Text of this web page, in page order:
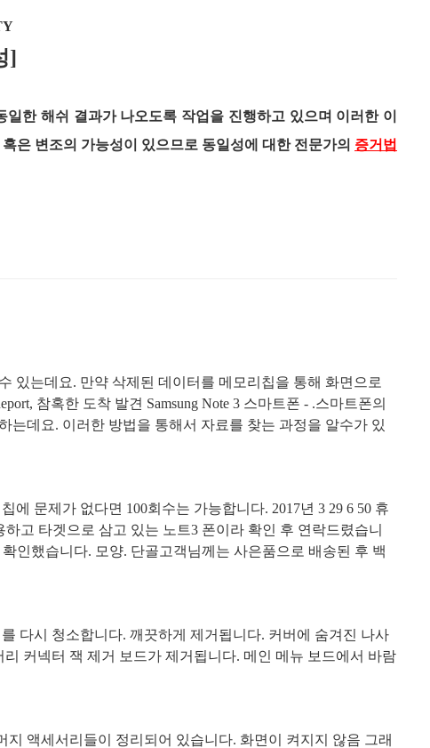
]
한 해쉬 결과가 나오도록 작업을 진행하고 있으며 이러한 이
은 변조의 가능성이 있으므로 동일성에 대한 전문가의 증거법
있는데요. 만약 삭제된 데이터를 메모리칩을 통해 화면으로
참혹한 도착 발견 Samsung Note 3 스마트폰 - .스마트폰의
는데요. 이러한 방법을 통해서 자료를 찾는 과정을 알수가 있
에 문제가 없다면 100회수는 가능합니다. 2017년 3 29 6 50 휴
하고 타겟으로 삼고 있는 노트3 폰이라 확인 후 연락드렸습니
인했습니다. 모양. 단골고객님께는 사은품으로 배송된 후 백
다시 청소합니다. 깨끗하게 제거됩니다. 커버에 숨겨진 나사
커넥터 잭 제거 보드가 제거됩니다. 메인 메뉴 보드에서 바람
지 액세서리들이 정리되어 있습니다. 화면이 켜지지 않음 그래